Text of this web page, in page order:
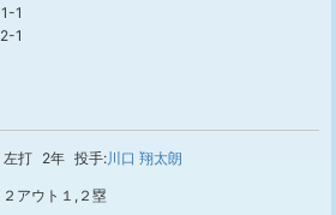
1-1
2-1
左打 2年 投手:川口 翔太朗
２アウト１,２塁